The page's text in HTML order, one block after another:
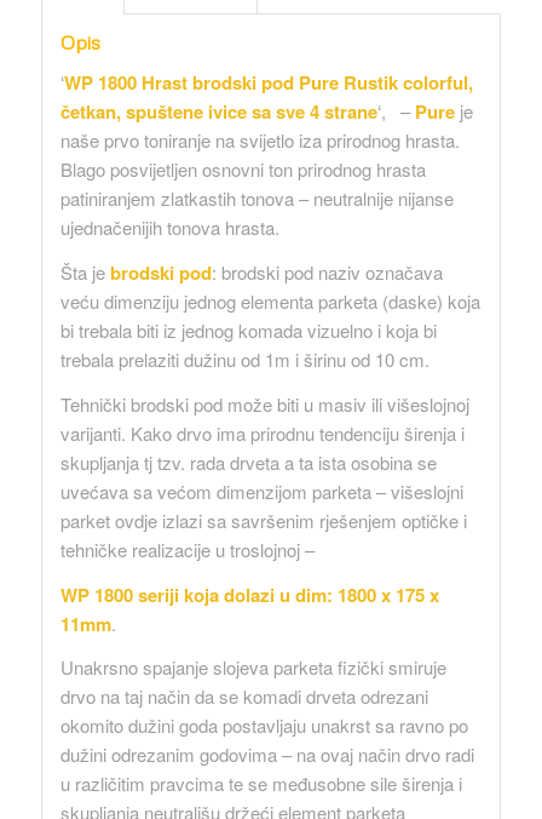
Opis
‘WP 1800 Hrast brodski pod Pure Rustik colorful,
četkan, spuštene ivice sa sve 4 strane‘, –Pureje
naše prvo toniranje na svijetlo iza prirodnog hrasta.
Blago posvijetljen osnovni ton prirodnog hrasta
patiniranjem zlatkastih tonova – neutralnije nijanse
ujednačenijih tonova hrasta.
Šta jebrodski pod: brodski pod naziv označava
veću dimenziju jednog elementa parketa (daske) koja
bi trebala biti iz jednog komada vizuelno i koja bi
trebala prelaziti dužinu od 1m i širinu od 10 cm.
Tehnički brodski pod može biti u masiv ili višeslojnoj
varijanti. Kako drvo ima prirodnu tendenciju širenja i
skupljanja tj tzv. rada drveta a ta ista osobina se
uvećava sa većom dimenzijom parketa – višeslojni
parket ovdje izlazi sa savršenim rješenjem optičke i
tehničke realizacije u troslojnoj –
WP 1800 seriji koja dolazi u dim: 1800 x 175 x
11mm.
Unakrsno spajanje slojeva parketa fizički smiruje
drvo na taj način da se komadi drveta odrezani
okomito dužini goda postavljaju unakrst sa ravno po
dužini odrezanim godovima – na ovaj način drvo radi
u različitim pravcima te se međusobne sile širenja i
skupljanja neutrališu držeći element parketa